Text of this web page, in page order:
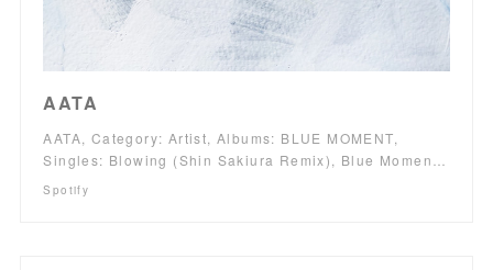
AATA
AATA, Category: Artist, Albums: BLUE MOMENT,
Singles: Blowing (Shin Sakiura Remix), Blue Momen…
Spotify